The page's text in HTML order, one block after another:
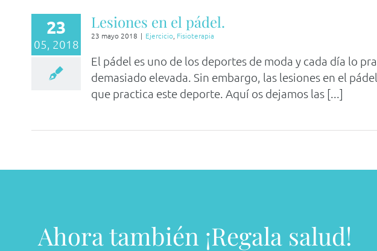
23
05, 2018
Lesiones en el pádel.
23 mayo 2018 | Ejercicio Fisioterapia
El pádel es uno de los deportes de moda y cada día lo
demasiado elevada. Sin embargo, las lesiones en el
que practica este deporte. Aquí os dejamos las [...]
Ahora también ¡Regala salud!